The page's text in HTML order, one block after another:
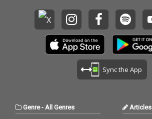
Sync the App
Genre- All Genres Articles